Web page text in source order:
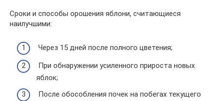
Сроки и способы орошения яблони, считающиеся
наилучшими:
Через 15 дней после полного цветения;
При обнаружении усиленного прироста новых
яблок;
После обособления почек на побегах текущего